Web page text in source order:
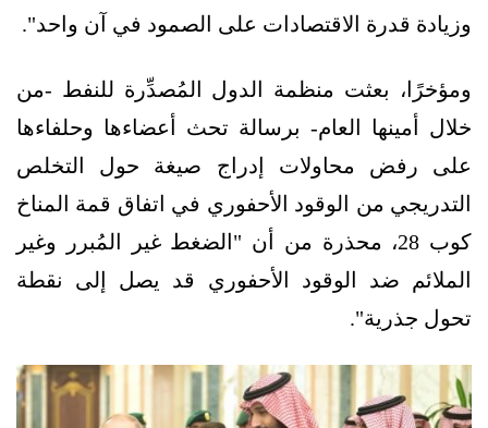
وزيادة قدرة الاقتصادات على الصمود في آن واحد".
ومؤخرًا، بعثت منظمة الدول المُصدِّرة للنفط -من
خلال أمينها العام- برسالة تحث أعضاءها وحلفاءها
على رفض محاولات إدراج صيغة حول التخلص
التدريجي من الوقود الأحفوري في اتفاق قمة المناخ
كوب 28، محذرة من أن "الضغط غير المُبرر وغير
الملائم ضد الوقود الأحفوري قد يصل إلى نقطة
تحول جذرية".